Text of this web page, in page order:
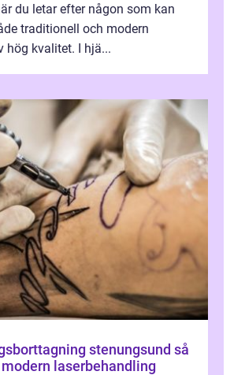
du letar efter någon som kan
traditionell och modern
hög kvalitet. I hjä...
stenungsund så
laserbehandling